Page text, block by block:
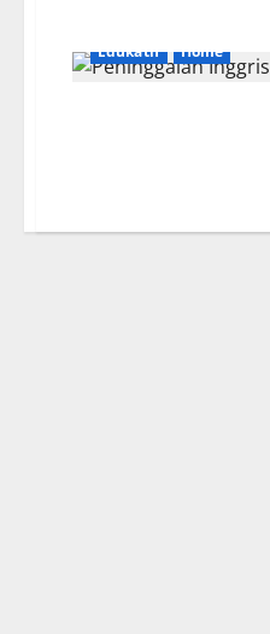
Edukatif Home